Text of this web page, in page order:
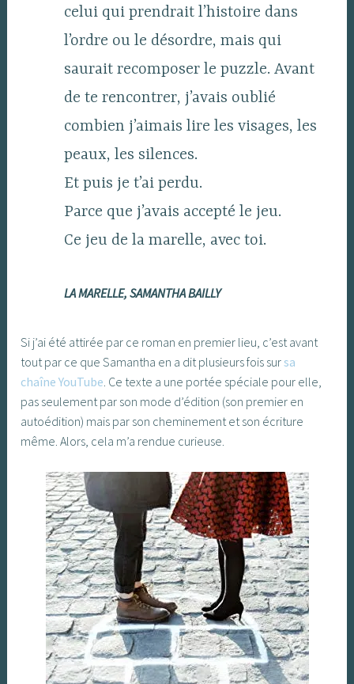
celui qui prendrait l’histoire dans
l’ordre ou le désordre, mais qui
saurait recomposer le puzzle. Avant
de te rencontrer, j’avais oublié
combien j’aimais lire les visages, les
peaux, les silences.
Et puis je t’ai perdu.
Parce que j’avais accepté le jeu.
Ce jeu de la marelle, avec toi.
LA MARELLE, SAMANTHA BAILLY
Si j’ai été attirée par ce roman en premier lieu, c’est avant
tout par ce que Samantha en a dit plusieurs fois sursa
chaîne YouTube. Ce texte a une portée spéciale pour elle,
pas seulement par son mode d’édition (son premier en
autoédition) mais par son cheminement et son écriture
même. Alors, cela m’a rendue curieuse.